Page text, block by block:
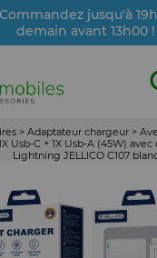
jusqu'à
demain avant 13h00 !
> Adaptateur chargeur >
Usb-C + 1X Usb-A (45W)
Lightning JELLICO C107